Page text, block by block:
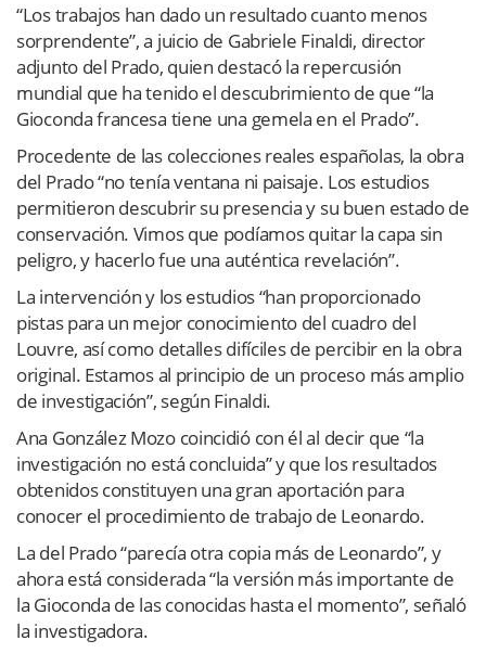
“Los trabajos han dado un resultado cuanto menos
sorprendente”, a juicio de Gabriele Finaldi, director
adjunto del Prado, quien destacó la repercusión
mundial que ha tenido el descubrimiento de que “la
Gioconda francesa tiene una gemela en el Prado”.
Procedente de las colecciones reales españolas, la obra
del Prado “no tenía ventana ni paisaje. Los estudios
permitieron descubrir su presencia y su buen estado de
conservación. Vimos que podíamos quitar la capa sin
peligro, y hacerlo fue una auténtica revelación”.
La intervención y los estudios “han proporcionado
pistas para un mejor conocimiento del cuadro del
Louvre, así como detalles difíciles de percibir en la obra
original. Estamos al principio de un proceso más amplio
de investigación”, según Finaldi.
Ana González Mozo coincidió con él al decir que “la
investigación no está concluida” y que los resultados
obtenidos constituyen una gran aportación para
conocer el procedimiento de trabajo de Leonardo.
La del Prado “parecía otra copia más de Leonardo”, y
ahora está considerada “la versión más importante de
la Gioconda de las conocidas hasta el momento”, señaló
la investigadora.